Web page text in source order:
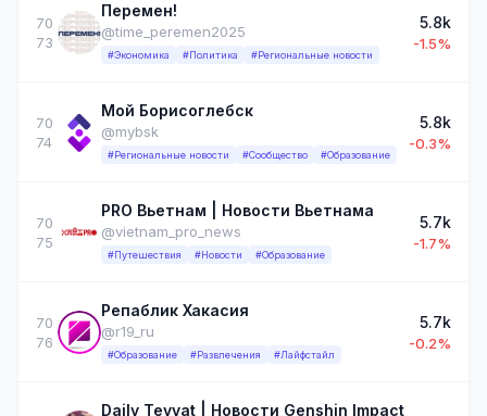
70
73
Перемен!
@time_peremen2025
#Экономика #Политика #Региональные новости
5.8k
-1.5%
70
74
Мой Борисоглебск
@mybsk
#Региональные новости #Сообщество #Образование
5.8k
-0.3%
70
75
PRO Вьетнам | Новости Вьетнама
@vietnam_pro_news
#Путешествия #Новости #Образование
5.7k
-1.7%
70
76
Репаблик Хакасия
@r19_ru
#Образование #Развлечения #Лайфстайл
5.7k
-0.2%
Daily Teyvat | Новости Genshin Impact